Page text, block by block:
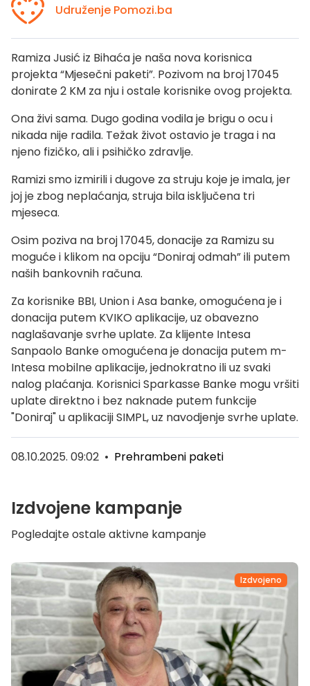
Udruženje Pomozi.ba
Ramiza Jusić iz Bihaća je naša nova korisnica
projekta “Mjesečni paketi”. Pozivom na broj 17045
donirate 2 KM za nju i ostale korisnike ovog projekta.
Ona živi sama. Dugo godina vodila je brigu o ocu i
nikada nije radila. Težak život ostavio je traga i na
njeno fizičko, ali i psihičko zdravlje.
Ramizi smo izmirili i dugove za struju koje je imala, jer
joj je zbog neplaćanja, struja bila isključena tri
mjeseca.
Osim poziva na broj 17045, donacije za Ramizu su
moguće i klikom na opciju “Doniraj odmah” ili putem
naših bankovnih računa.
Za korisnike BBI, Union i Asa banke, omogućena je i
donacija putem KVIKO aplikacije, uz obavezno
naglašavanje svrhe uplate. Za klijente Intesa
Sanpaolo Banke omogućena je donacija putem m-
Intesa mobilne aplikacije, jednokratno ili uz svaki
nalog plaćanja. Korisnici Sparkasse Banke mogu vršiti
uplate direktno i bez naknade putem funkcije
"Doniraj" u aplikaciji SIMPL, uz navodjenje svrhe uplate.
08.10.2025. 09:02 • Prehrambeni paketi
Izdvojene kampanje
Pogledajte ostale aktivne kampanje
Izdvojeno